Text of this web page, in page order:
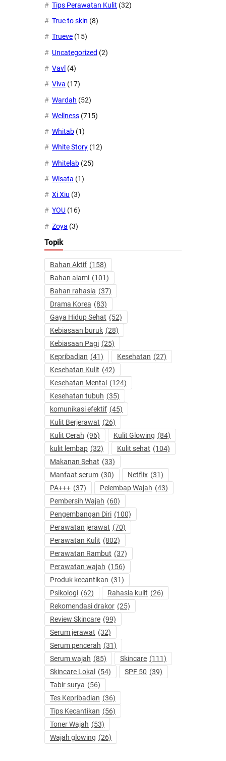
Tips Perawatan Kulit (32)
True to skin (8)
Trueve (15)
Uncategorized (2)
Vavl (4)
Viva (17)
Wardah (52)
Wellness (715)
Whitab (1)
White Story (12)
Whitelab (25)
Wisata (1)
Xi Xiu (3)
YOU (16)
Zoya (3)
Topik
Bahan Aktif (158)
Bahan alami (101)
Bahan rahasia (37)
Drama Korea (83)
Gaya Hidup Sehat (52)
Kebiasaan buruk (28)
Kebiasaan Pagi (25)
Kepribadian (41) Kesehatan (27)
Kesehatan Kulit (42)
Kesehatan Mental (124)
Kesehatan tubuh (35)
komunikasi efektif (45)
Kulit Berjerawat (26)
Kulit Cerah (96) Kulit Glowing (84)
kulit lembap (32) Kulit sehat (104)
Makanan Sehat (33)
Manfaat serum (30) Netflix (31)
PA+++ (37) Pelembap Wajah (43)
Pembersih Wajah (60)
Pengembangan Diri (100)
Perawatan jerawat (70)
Perawatan Kulit (802)
Perawatan Rambut (37)
Perawatan wajah (156)
Produk kecantikan (31)
Psikologi (62) Rahasia kulit (26)
Rekomendasi drakor (25)
Review Skincare (99)
Serum jerawat (32)
Serum pencerah (31)
Serum wajah (85) Skincare (111)
Skincare Lokal (54) SPF 50 (39)
Tabir surya (56)
Tes Kepribadian (36)
Tips Kecantikan (56)
Toner Wajah (53)
Wajah glowing (26)